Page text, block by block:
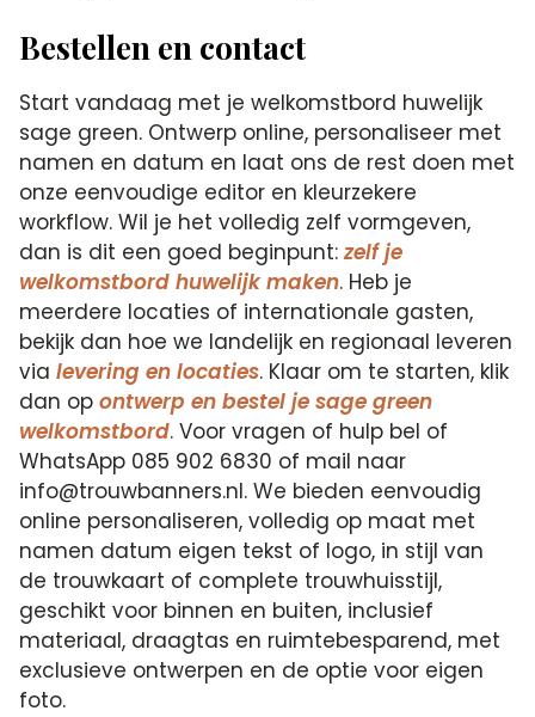
Bestellen en contact
Start vandaag met je welkomstbord huwelijk
sage green. Ontwerp online, personaliseer met
namen en datum en laat ons de rest doen met
onze eenvoudige editor en kleurzekere
workflow. Wil je het volledig zelf vormgeven,
dan is dit een goed beginpunt:zelf je
welkomstbord huwelijk maken. Heb je
meerdere locaties of internationale gasten,
bekijk dan hoe we landelijk en regionaal leveren
vialevering en locaties. Klaar om te starten, klik
dan opontwerp en bestel je sage green
welkomstbord. Voor vragen of hulp bel of
WhatsApp 085 902 6830 of mail naar
info@trouwbanners.nl. We bieden eenvoudig
online personaliseren, volledig op maat met
namen datum eigen tekst of logo, in stijl van
de trouwkaart of complete trouwhuisstijl,
geschikt voor binnen en buiten, inclusief
materiaal, draagtas en ruimtebesparend, met
exclusieve ontwerpen en de optie voor eigen
foto.